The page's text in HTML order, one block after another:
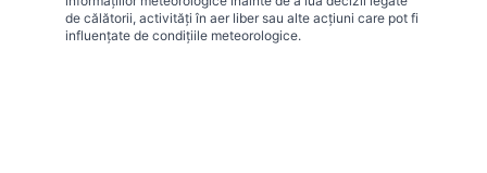
de călătorii, activități în aer liber sau alte acțiuni care pot fi
influențate de condițiile meteorologice.